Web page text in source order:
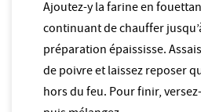
Ajoutez-y la farine en
continuant de chauffer
préparation épaississe.
de poivre et laissez reposer
hors du feu. Pour finir,